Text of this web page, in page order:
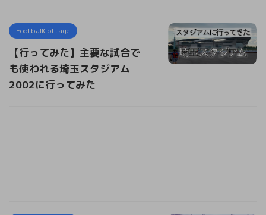
FootballCottage
【行ってみた】主要な試合で
も使われる埼玉スタジアム
2002に行ってみた